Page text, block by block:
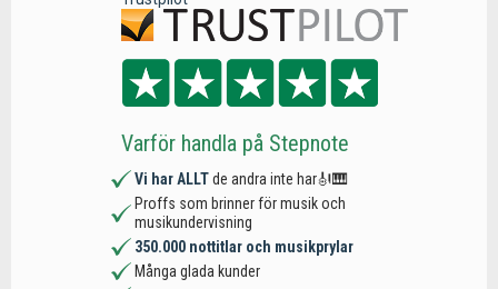
Varför handla på Stepnote
Vi har ALLTde andra inte har🎻🎹
Proffs som brinner för musik och
musikundervisning
350.000 nottitlar och musikprylar
Många glada kunder